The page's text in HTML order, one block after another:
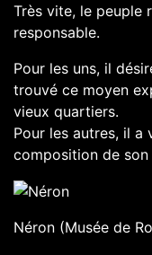
Très vite, le peuple
responsable.
Pour les uns, il
trouvé ce moyen
vieux quartiers.
Pour les autres, il a
composition de son
Néron (Musée de